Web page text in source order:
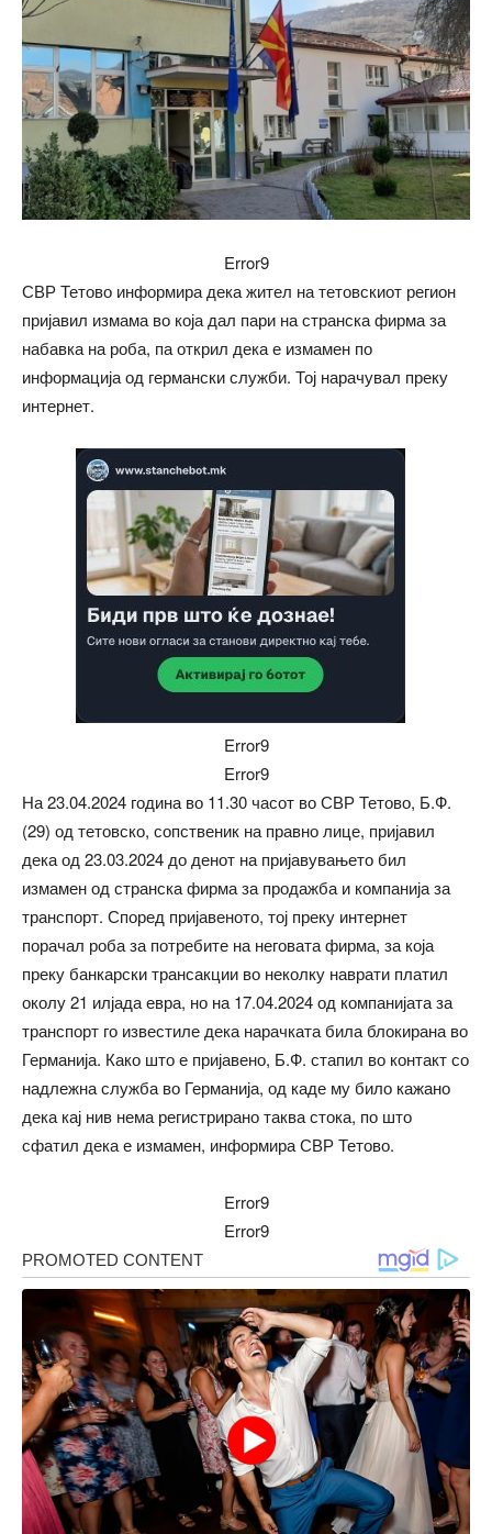
Error9
СВР Тетово информира дека жител на тетовскиот регион
пријавил измама во која дал пари на странска фирма за
набавка на роба, па открил дека е измамен по
информација од германски служби. Тој нарачувал преку
интернет.
Error9
Error9
На 23.04.2024 година во 11.30 часот во СВР Тетово, Б.Ф.
(29) од тетовско, сопственик на правно лице, пријавил
дека од 23.03.2024 до денот на пријавувањето бил
измамен од странска фирма за продажба и компанија за
транспорт. Според пријавеното, тој преку интернет
порачал роба за потребите на неговата фирма, за која
преку банкарски трансакции во неколку наврати платил
околу 21 илјада евра, но на 17.04.2024 од компанијата за
транспорт го известиле дека нарачката била блокирана во
Германија. Како што е пријавено, Б.Ф. стапил во контакт со
надлежна служба во Германија, од каде му било кажано
дека кај нив нема регистрирано таква стока, по што
сфатил дека е измамен, информира СВР Тетово.
Error9
Error9